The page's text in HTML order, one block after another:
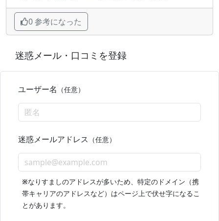
0 参考になった
迷惑メール・口コミを登録
ユーザー名 （任意）
迷惑メールアドレス （任意）
※なりすましのアドレスが多いため、特定のドメイン（携
帯キャリアのアドレスなど）はページ上で伏せ字になるこ
とがあります。